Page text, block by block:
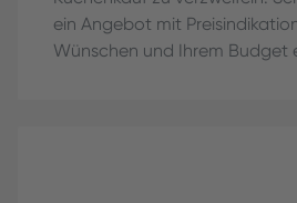
ein Angebot mit
Wünschen und Ihrem Budget